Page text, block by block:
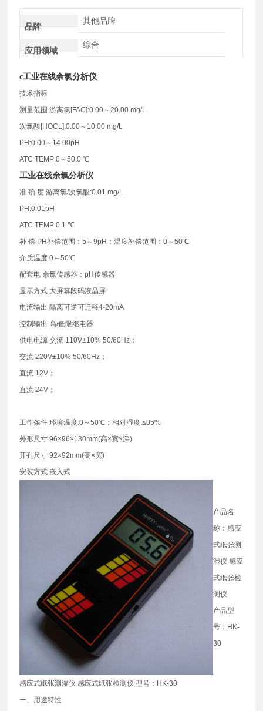
品牌
其他品牌
应用领域
综合
c工业在线余氯分析仪
技术指标
测量范围 游离氯[FAC]:0.00～20.00 mg/L
次氯酸[HOCL]:0.00～10.00 mg/L
PH:0.00～14.00pH
ATC TEMP:0～50.0 ℃
工业在线余氯分析仪
准 确 度 游离氯/次氯酸:0.01 mg/L
PH:0.01pH
ATC TEMP:0.1 ℃
补 偿 PH补偿范围：5～9pH；温度补偿范围：0～50℃
介质温度 0～50℃
配套电 余氯传感器；pH传感器
显示方式 大屏幕段码液晶屏
电流输出 隔离可逆可迁移4-20mA
控制输出 高/低限继电器
供电电源 交流 110V±10% 50/60Hz；
交流 220V±10% 50/60Hz；
直流 12V；
直流 24V；
工作条件 环境温度:0～50℃；相对湿度:≤85%
外形尺寸 96×96×130mm(高×宽×深)
开孔尺寸 92×92mm(高×宽)
安装方式 嵌入式
产品名
称：感应
式纸张测
湿仪 感应
式纸张检
测仪
产品型
号：HK-
30
感应式纸张测湿仪 感应式纸张检测仪 型号：HK-30
一、用途特性